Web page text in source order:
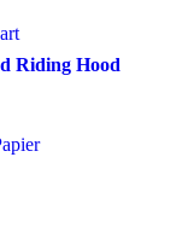
Riding Hood